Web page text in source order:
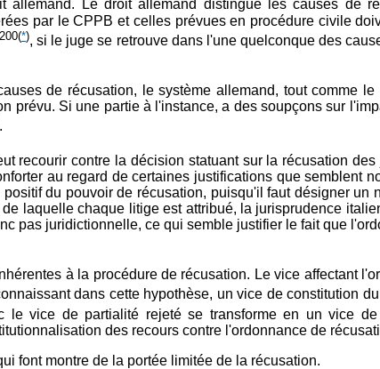
Le droit allemand distingue les causes de
par le CPPB et celles prévues en procédure civile
200(*), si le juge se retrouve dans l'une quelconque des
de récusation, le système allemand, tout comme le
prévu. Si une partie à l'instance, a des soupçons sur
.
recourir contre la décision statuant sur la récusation
au regard de certaines justifications que semblent
du pouvoir de récusation, puisqu'il faut désigner
laquelle chaque litige est attribué, la jurisprudence
pas juridictionnelle, ce qui semble justifier le fait que
à la procédure de récusation. Le vice affectant
dans cette hypothèse, un vice de constitution
vice de partialité rejeté se transforme en un vice de
des recours contre l'ordonnance de
font montre de la portée limitée de la récusation.